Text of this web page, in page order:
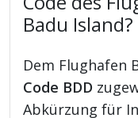
Badu Island?
Dem Flughafen
Code BDD
Abkürzung für